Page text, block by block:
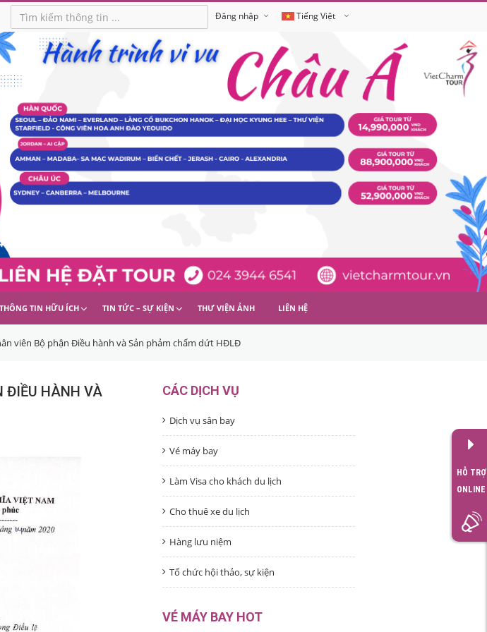
Đăng nhập Tiếng Việt
THÔNG TIN HỮU ÍCH TIN TỨC – SỰ KIỆN THƯ VIỆN ẢNH LIÊN HỆ
viên Bộ phận Điều hành và Sản phảm chấm dứt HĐLĐ
ĐIỀU HÀNH VÀ
CÁC DỊCH VỤ
Dịch vụ sân bay
Vé máy bay
Làm Visa cho khách du lịch
Cho thuê xe du lịch
Hàng lưu niệm
Tổ chức hội thảo, sự kiện
VÉ MÁY BAY HOT
HỖ TRỢ
ONLINE